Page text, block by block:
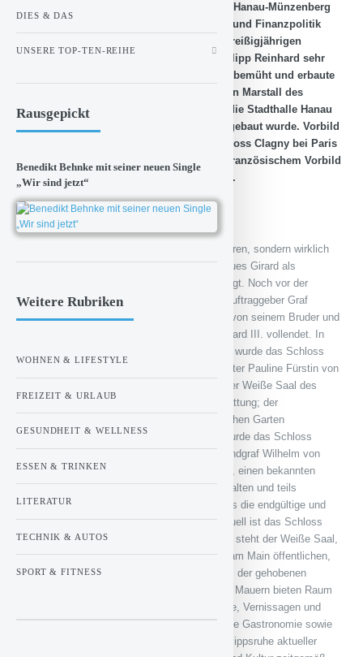
zwischen 1680 und 1712 in der Grafschaft Hanau-Münzenberg
und versuchte durch seine auf Territorial- und Finanzpolitik
geprägte Regentschaft die Schäden des Dreißigjährigen
Krieges zu beheben. Ebenso war Graf Philipp Reinhard sehr
um die Kultur und Architektur der Region bemüht und erbaute
neben dem Schloss Philippsruhe auch den Marstall des
Stadtschlosses in Hanau, welcher später die Stadthalle Hanau
und heute zum Congress Park Hanau umgebaut wurde. Vorbild
für das Hanauer Schloss war das Lustschloss Clagny bei Paris
und so ist Philippsruhe das älteste nach französischem Vorbild
erbaute Barockschloss östlich des Rheins.
Um den französischen Stil nicht nur zu kopieren, sondern wirklich
zu bauen, wurde der Pariser Baumeister Jaques Girard als
Hauptverantwortlicher des Projektes beauftragt. Noch vor der
Fertigstellung des Bauwerks verstarb 1712 Auftraggeber Graf
Philipp Reinhard; das Schloss wurde jedoch von seinem Bruder und
dem letzten Grafen von Hanau Johann Reinhard III. vollendet. In
der „Franzosenzeit“ zwischen 1792 und 1815 wurde das Schloss
durch Besatzer Napoleon an dessen Schwester Pauline Fürstin von
Borghese verschenkt. In dieser Zeit erhielt der Weiße Saal des
Schlosses seine klassizistische Innenausstattung; der
schlossanliegende Park wurde einem englischen Garten
nachempfunden. Zwischen 1875 und 1880 wurde das Schloss
einem letzten großen Umbau unterzogen: Landgraf Wilhelm von
Hessen-Rumpenheim ließ Ferdinand Meldahl, einen bekannten
dänischen Architekten, das Schloss neugestalten und teils
ausbauen. Durch Meldahl bekam das Schloss die endgültige und
noch heute bekannte Erscheinungsform. Aktuell ist das Schloss
nicht nur ein historisches Museum; seit 1993 steht der Weiße Saal,
der Gewölbesaal sowie die Schlossterrasse am Main öffentlichen,
aber auch privaten Festlichkeiten und Events der gehobenen
Gastronomie zur Verfügung. Die historischen Mauern bieten Raum
für Hochzeiten, Geburtstagsfeiern, Kongresse, Vernissagen und
Akademische Feiern. Durch die hervorragende Gastronomie sowie
das moderne Eventteam ist das Schloss Philippsruhe aktueller
DIES & DAS
UNSERE TOP-TEN-REIHE
Rausgepickt
Benedikt Behnke mit seiner neuen Single
„Wir sind jetzt“
Weitere Rubriken
WOHNEN & LIFESTYLE
FREIZEIT & URLAUB
GESUNDHEIT & WELLNESS
ESSEN & TRINKEN
LITERATUR
TECHNIK & AUTOS
SPORT & FITNESS